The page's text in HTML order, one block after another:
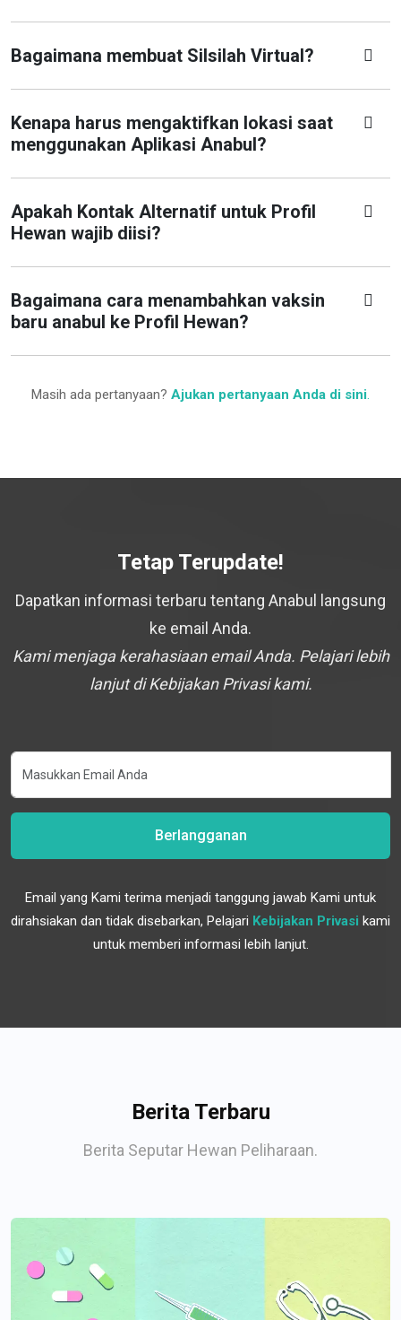
Bagaimana membuat Silsilah Virtual?
Kenapa harus mengaktifkan lokasi saat
menggunakan Aplikasi Anabul?
Apakah Kontak Alternatif untuk Profil
Hewan wajib diisi?
Bagaimana cara menambahkan vaksin
baru anabul ke Profil Hewan?
Masih ada pertanyaan? Ajukan pertanyaan Anda di sini.
Tetap Terupdate!
Dapatkan informasi terbaru tentang Anabul langsung
ke email Anda.
Kami menjaga kerahasiaan email Anda. Pelajari lebih
lanjut di Kebijakan Privasi kami.
Berlangganan
Email yang Kami terima menjadi tanggung jawab Kami untuk
dirahsiakan dan tidak disebarkan, Pelajari Kebijakan Privasi kami
untuk memberi informasi lebih lanjut.
Berita Terbaru
Berita Seputar Hewan Peliharaan.